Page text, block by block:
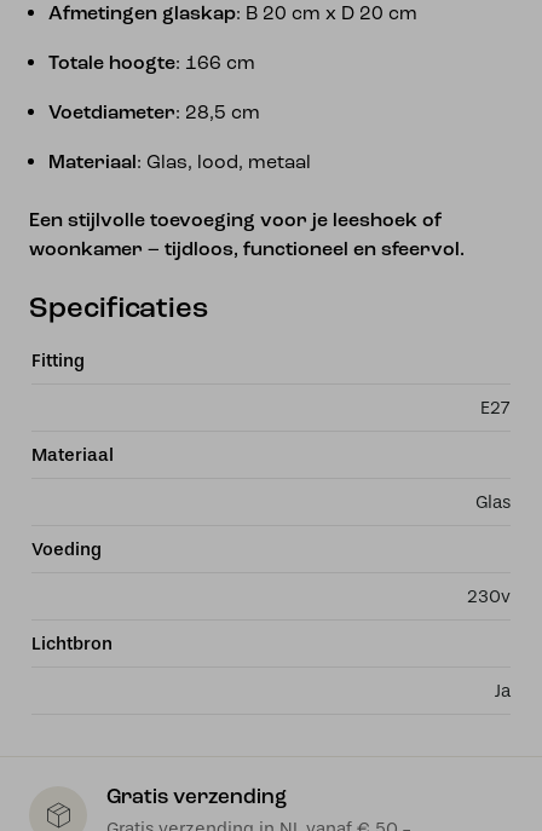
Afmetingen glaskap: B 20 cm x D 20 cm
Totale hoogte: 166 cm
Voetdiameter: 28,5 cm
Materiaal : Glas, lood, metaal
Een stijlvolle toevoeging voor je leeshoek of
woonkamer – tijdloos, functioneel en sfeervol.
Specificaties
Fitting
E27
Materiaal
Glas
Voeding
230v
Lichtbron
Ja
Gratis verzending